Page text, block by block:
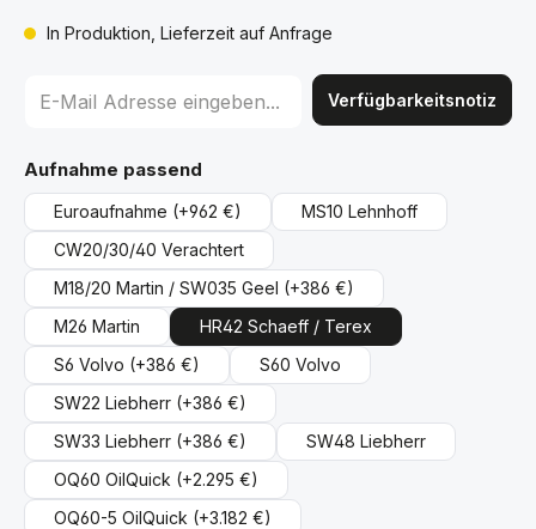
In Produktion, Lieferzeit auf Anfrage
Verfügbarkeitsnotiz
Aufnahme passend
Euroaufnahme (+962 €)
MS10 Lehnhoff
CW20/30/40 Verachtert
M18/20 Martin / SW035 Geel (+386 €)
M26 Martin
HR42 Schaeff / Terex
S6 Volvo (+386 €)
S60 Volvo
SW22 Liebherr (+386 €)
SW33 Liebherr (+386 €)
SW48 Liebherr
OQ60 OilQuick (+2.295 €)
OQ60-5 OilQuick (+3.182 €)